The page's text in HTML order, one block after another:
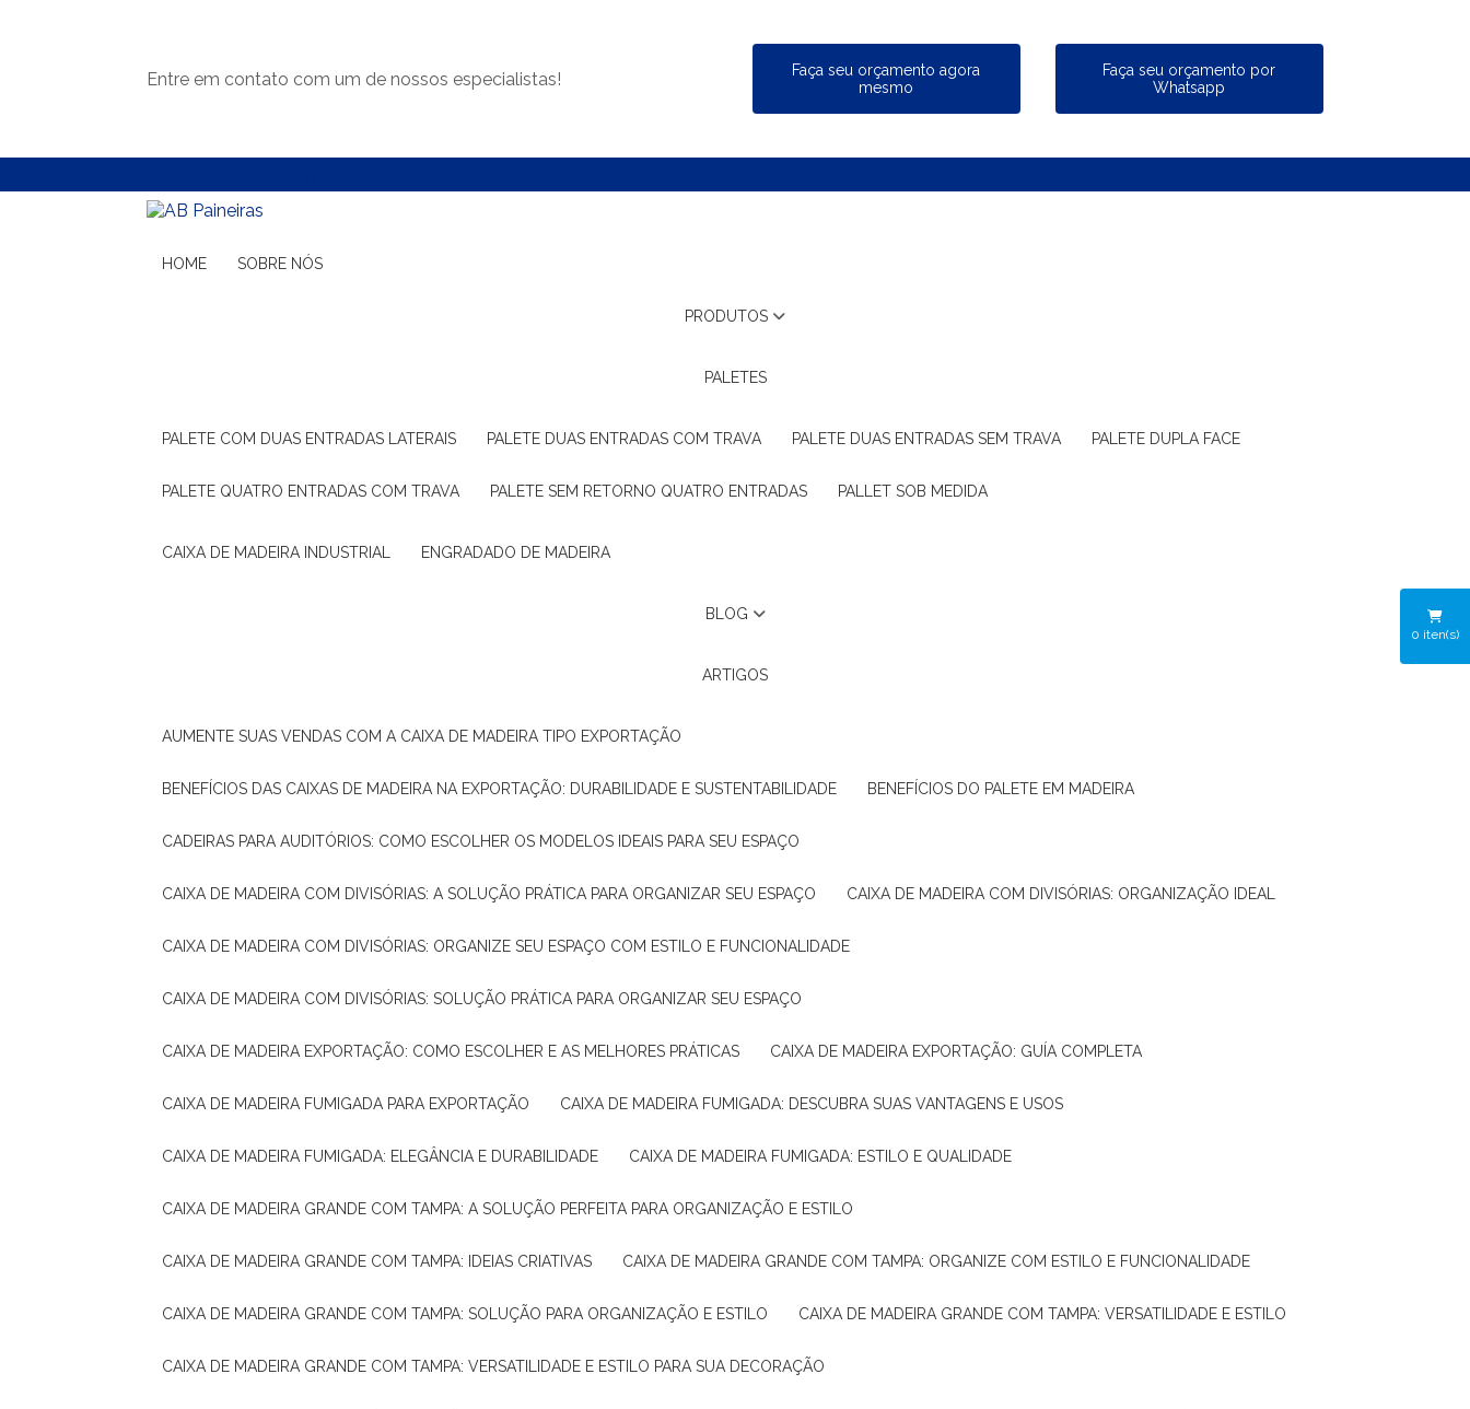
Entre em contato com um de nossos especialistas!
Faça seu orçamento agora
mesmo
Faça seu orçamento por
Whatsapp
HOME SOBRE NÓS
PRODUTOS
PALETES
PALETE COM DUAS ENTRADAS LATERAIS PALETE DUAS ENTRADAS COM TRAVA PALETE DUAS ENTRADAS SEM TRAVA PALETE DUPLA FACE
PALETE QUATRO ENTRADAS COM TRAVA PALETE SEM RETORNO QUATRO ENTRADAS PALLET SOB MEDIDA
CAIXA DE MADEIRA INDUSTRIAL ENGRADADO DE MADEIRA
BLOG
ARTIGOS
AUMENTE SUAS VENDAS COM A CAIXA DE MADEIRA TIPO EXPORTAÇÃO
BENEFÍCIOS DAS CAIXAS DE MADEIRA NA EXPORTAÇÃO: DURABILIDADE E SUSTENTABILIDADE BENEFÍCIOS DO PALETE EM MADEIRA
CADEIRAS PARA AUDITÓRIOS: COMO ESCOLHER OS MODELOS IDEAIS PARA SEU ESPAÇO
CAIXA DE MADEIRA COM DIVISÓRIAS: A SOLUÇÃO PRÁTICA PARA ORGANIZAR SEU ESPAÇO CAIXA DE MADEIRA COM DIVISÓRIAS: ORGANIZAÇÃO IDEAL
CAIXA DE MADEIRA COM DIVISÓRIAS: ORGANIZE SEU ESPAÇO COM ESTILO E FUNCIONALIDADE
CAIXA DE MADEIRA COM DIVISÓRIAS: SOLUÇÃO PRÁTICA PARA ORGANIZAR SEU ESPAÇO
CAIXA DE MADEIRA EXPORTAÇÃO: COMO ESCOLHER E AS MELHORES PRÁTICAS CAIXA DE MADEIRA EXPORTAÇÃO: GUÍA COMPLETA
CAIXA DE MADEIRA FUMIGADA PARA EXPORTAÇÃO CAIXA DE MADEIRA FUMIGADA: DESCUBRA SUAS VANTAGENS E USOS
CAIXA DE MADEIRA FUMIGADA: ELEGÂNCIA E DURABILIDADE CAIXA DE MADEIRA FUMIGADA: ESTILO E QUALIDADE
CAIXA DE MADEIRA GRANDE COM TAMPA: A SOLUÇÃO PERFEITA PARA ORGANIZAÇÃO E ESTILO
CAIXA DE MADEIRA GRANDE COM TAMPA: IDEIAS CRIATIVAS CAIXA DE MADEIRA GRANDE COM TAMPA: ORGANIZE COM ESTILO E FUNCIONALIDADE
CAIXA DE MADEIRA GRANDE COM TAMPA: SOLUÇÃO PARA ORGANIZAÇÃO E ESTILO CAIXA DE MADEIRA GRANDE COM TAMPA: VERSATILIDADE E ESTILO
CAIXA DE MADEIRA GRANDE COM TAMPA: VERSATILIDADE E ESTILO PARA SUA DECORAÇÃO
0 iten(s)